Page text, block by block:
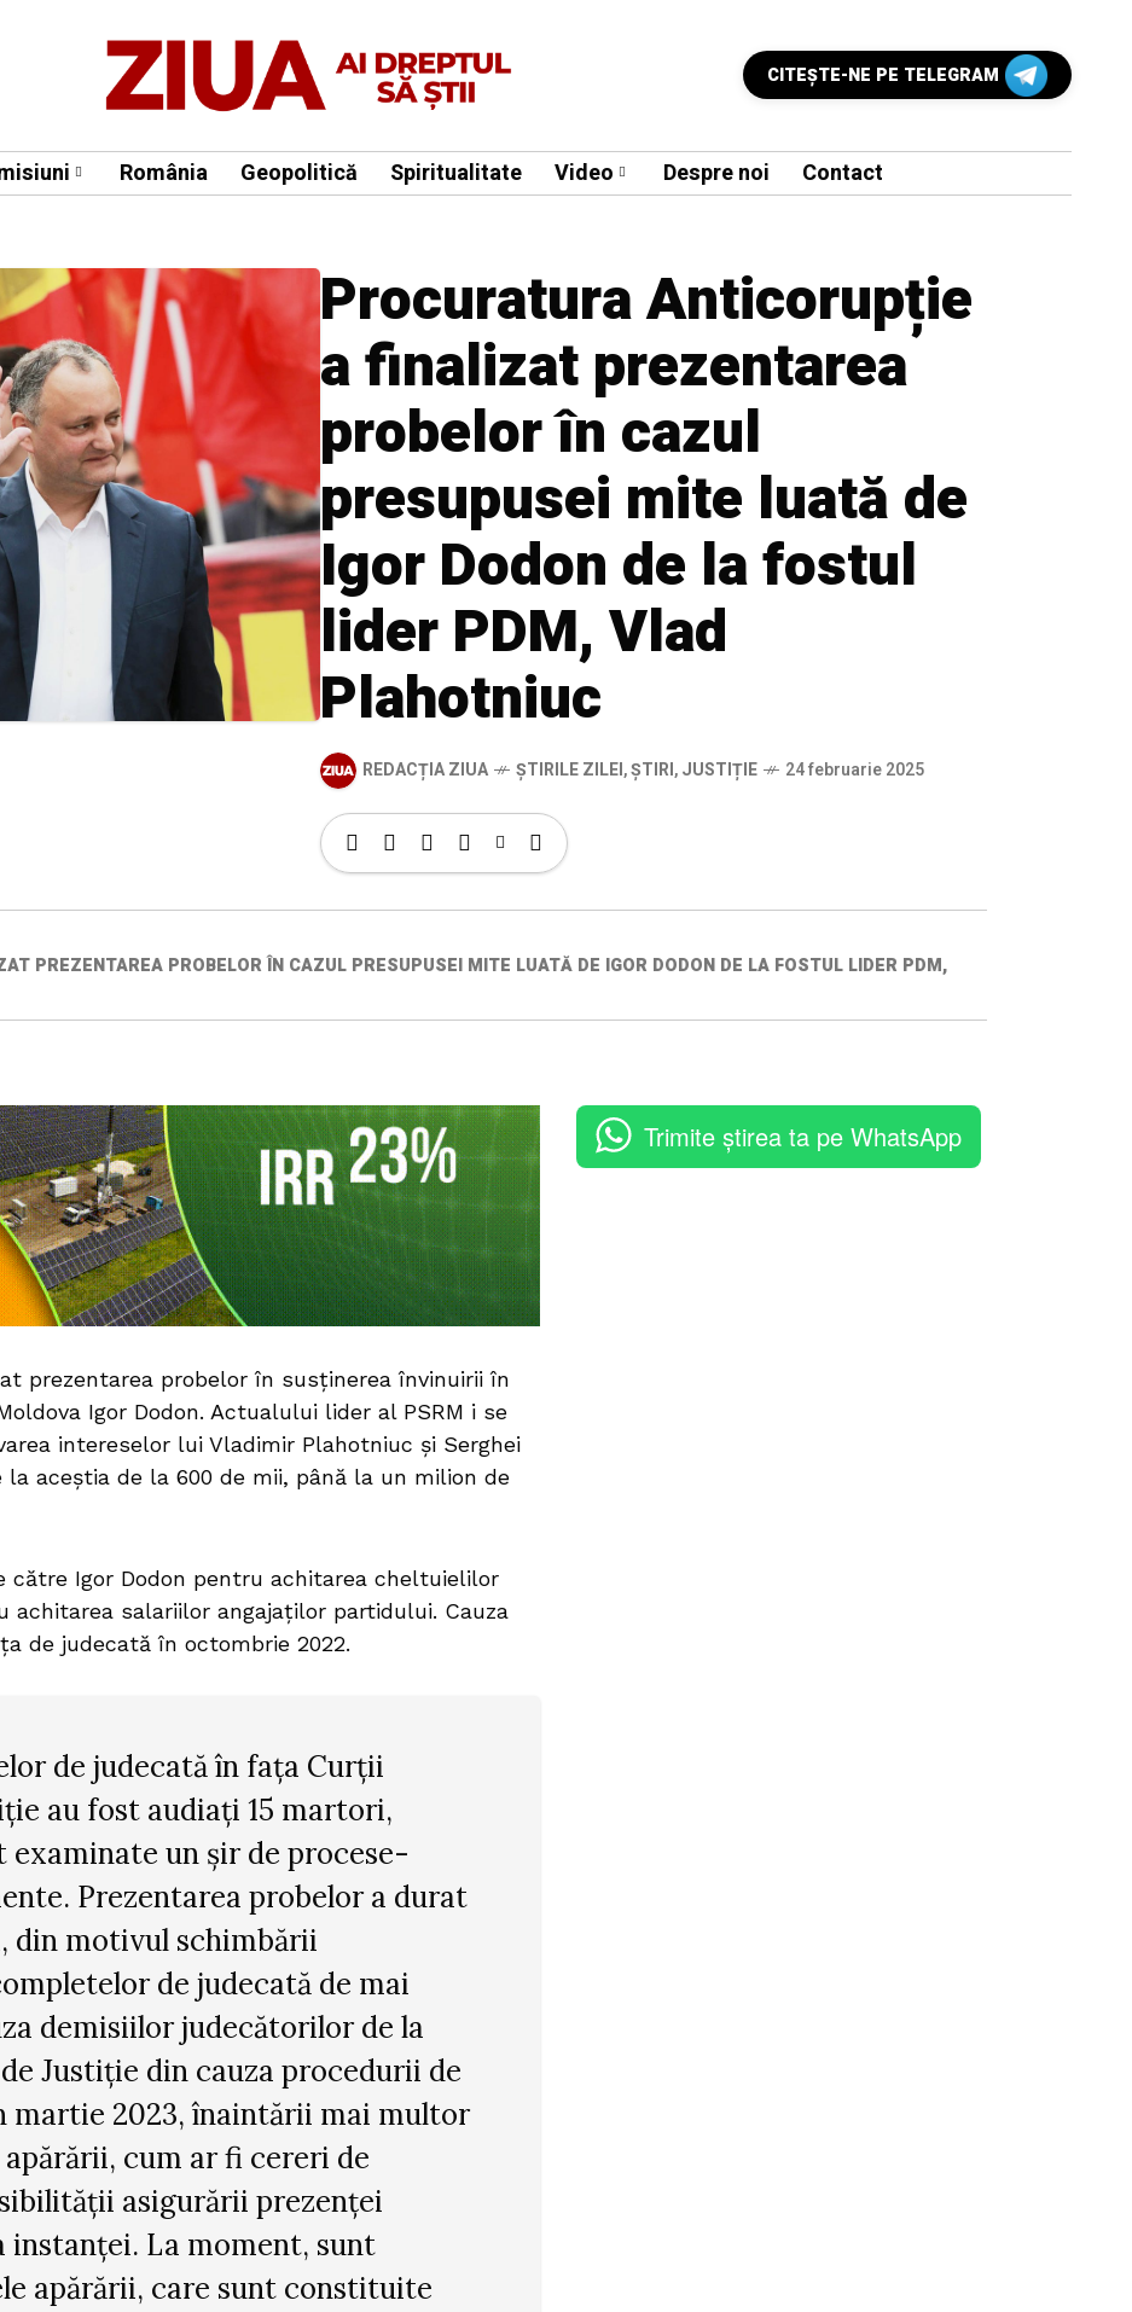
CITEŞTE-NE PE TELEGRAM
România Geopolitică Spiritualitate Video Despre noi Contact
Procuratura Anticorupție
a finalizat prezentarea
probelor în cazul
presupusei mite luată de
Igor Dodon de la fostul
lider PDM, Vlad
Plahotniuc
REDACȚIA ZIUA ȘTIRILE ZILEI,ȘTIRI,JUSTIȚIE 24 februarie 2025
PREZENTAREA PROBELOR ÎN CAZUL PRESUPUSEI MITE LUATĂ DE IGOR DODON DE LA FOSTUL LIDER PDM,
prezentarea probelor în susținerea învinuirii în
Igor Dodon. Actualului lider al PSRM i se
intereselor lui Vladimir Plahotniuc și Serghei
aceștia de la 600 de mii, până la un milion de
către Igor Dodon pentru achitarea cheltuielilor
achitarea salariilor angajaților partidului. Cauza
de judecată în octombrie 2022.
de judecată în fața Curții
au fost audiați 15 martori,
examinate un șir de procese-
Prezentarea probelor a durat
din motivul schimbării
de judecată de mai
demisiilor judecătorilor de la
Justiție din cauza procedurii de
2023, înaintării mai multor
cum ar fi cereri de
asigurării prezenței
La moment, sunt
apărării, care sunt constituite
Trimite știrea ta pe WhatsApp